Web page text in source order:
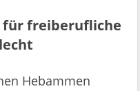
für freiberufliche
Hebammen